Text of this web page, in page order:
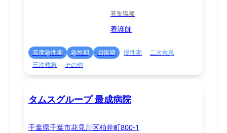
募集職種
看護師
高度急性期 急性期 回復期 慢性期
二次救急
三次救急
その他
タムスグループ 最成病院
千葉県千葉市花見川区柏井町800-1